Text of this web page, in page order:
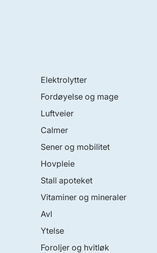
Elektrolytter
Fordøyelse og mage
Luftveier
Calmer
Sener og mobilitet
Hovpleie
Stall apoteket
Vitaminer og mineraler
Avl
Ytelse
Foroljer og hvitløk